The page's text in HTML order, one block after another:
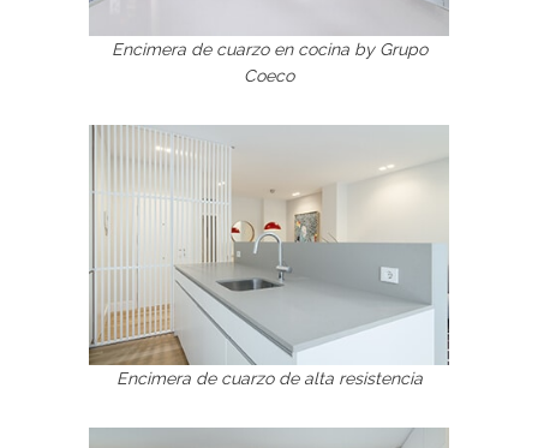
Encimera de cuarzo en cocina by Grupo
Coeco
Encimera de cuarzo de alta resistencia